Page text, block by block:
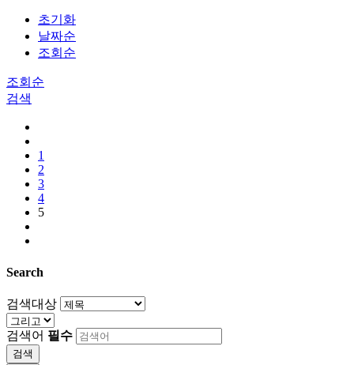
초기화
날짜순
조회순
조회순
검색
1
2
3
4
5
Search
검색대상
검색어 필수
검색